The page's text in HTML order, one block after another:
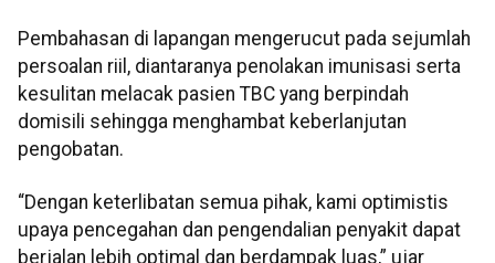
Pembahasan di lapangan mengerucut pada sejumlah
persoalan riil, diantaranya penolakan imunisasi serta
kesulitan melacak pasien TBC yang berpindah
domisili sehingga menghambat keberlanjutan
pengobatan.
“Dengan keterlibatan semua pihak, kami optimistis
upaya pencegahan dan pengendalian penyakit dapat
berjalan lebih optimal dan berdampak luas,” ujar